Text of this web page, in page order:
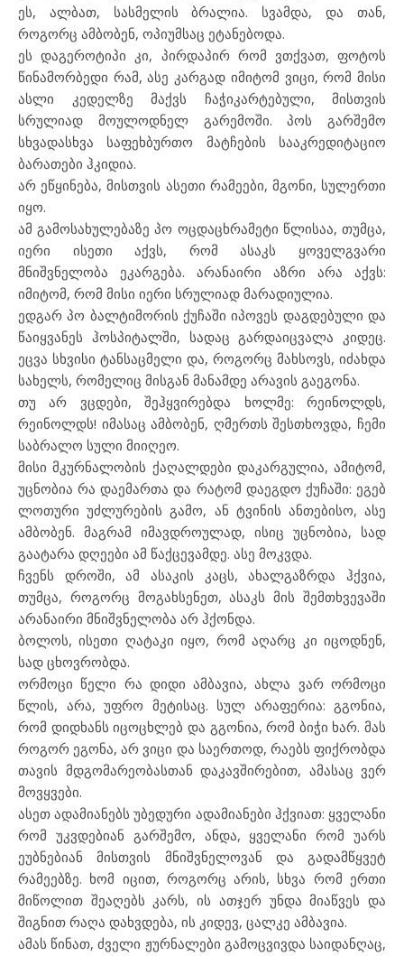
ეს, ალბათ, სასმელის ბრალია. სვამდა, და თან,
როგორც ამბობენ, ოპიუმსაც ეტანებოდა.
ეს დაგეროტიპი კი, პირდაპირ რომ ვთქვათ, ფოტოს
წინამორბედი რამ, ასე კარგად იმიტომ ვიცი, რომ მისი
ასლი კედელზე მაქვს ჩაჭიკარტებული, მისთვის
სრულიად მოულოდნელ გარემოში. პოს გარშემო
სხვადასხვა საფეხბურთო მატჩების სააკრედიტაციო
ბარათები ჰკიდია.
არ ეწყინება, მისთვის ასეთი რამეები, მგონი, სულერთი
იყო.
ამ გამოსახულებაზე პო ოცდაცხრამეტი წლისაა, თუმცა,
იერი ისეთი აქვს, რომ ასაკს ყოველგვარი
მნიშვნელობა ეკარგება. არანაირი აზრი არა აქვს:
იმიტომ, რომ მისი იერი სრულიად მარადიულია.
ედგარ პო ბალტიმორის ქუჩაში იპოვეს დაგდებული და
წაიყვანეს ჰოსპიტალში, სადაც გარდაიცვალა კიდეც.
ეცვა სხვისი ტანსაცმელი და, როგორც მახსოვს, იძახდა
სახელს, რომელიც მისგან მანამდე არავის გაეგონა.
თუ არ ვცდები, შეჰყვირებდა ხოლმე: რეინოლდს,
რეინოლდს! იმასაც ამბობენ, ღმერთს შესთხოვდა, ჩემი
საბრალო სული მიიღეო.
მისი მკურნალობის ქაღალდები დაკარგულია, ამიტომ,
უცნობია რა დაემართა და რატომ დაეგდო ქუჩაში: ეგებ
ლოთური უძლურების გამო, ან ტვინის ანთებისო, ასე
ამბობენ. მაგრამ იმავდროულად, ისიც უცნობია, სად
გაატარა დღეები ამ წაქცევამდე. ასე მოკვდა.
ჩვენს დროში, ამ ასაკის კაცს, ახალგაზრდა ჰქვია,
თუმცა, როგორც მოგახსენეთ, ასაკს მის შემთხვევაში
არანაირი მნიშვნელობა არ ჰქონდა.
ბოლოს, ისეთი ღატაკი იყო, რომ აღარც კი იცოდნენ,
სად ცხოვრობდა.
ორმოცი წელი რა დიდი ამბავია, ახლა ვარ ორმოცი
წლის, არა, უფრო მეტისაც. სულ არაფერია: გგონია,
რომ დიდხანს იცოცხლებ და გგონია, რომ ბიჭი ხარ. მას
როგორ ეგონა, არ ვიცი და საერთოდ, რაებს ფიქრობდა
თავის მდგომარეობასთან დაკავშირებით, ამასაც ვერ
მოვყვები.
ასეთ ადამიანებს უბედური ადამიანები ჰქვიათ: ყველანი
რომ უკვდებიან გარშემო, ანდა, ყველანი რომ უარს
ეუბნებიან მისთვის მნიშვნელოვან და გადამწყვეტ
რამეებზე. ხომ იცით, როგორც არის, სხვა რომ ერთი
მიწოლით შეაღებს კარს, ის ათჯერ უნდა მიაწვეს და
შიგნით რაღა დახვდება, ის კიდევ, ცალკე ამბავია.
ამას წინათ, ძველი ჟურნალები გამოცვივდა საიდანღაც,